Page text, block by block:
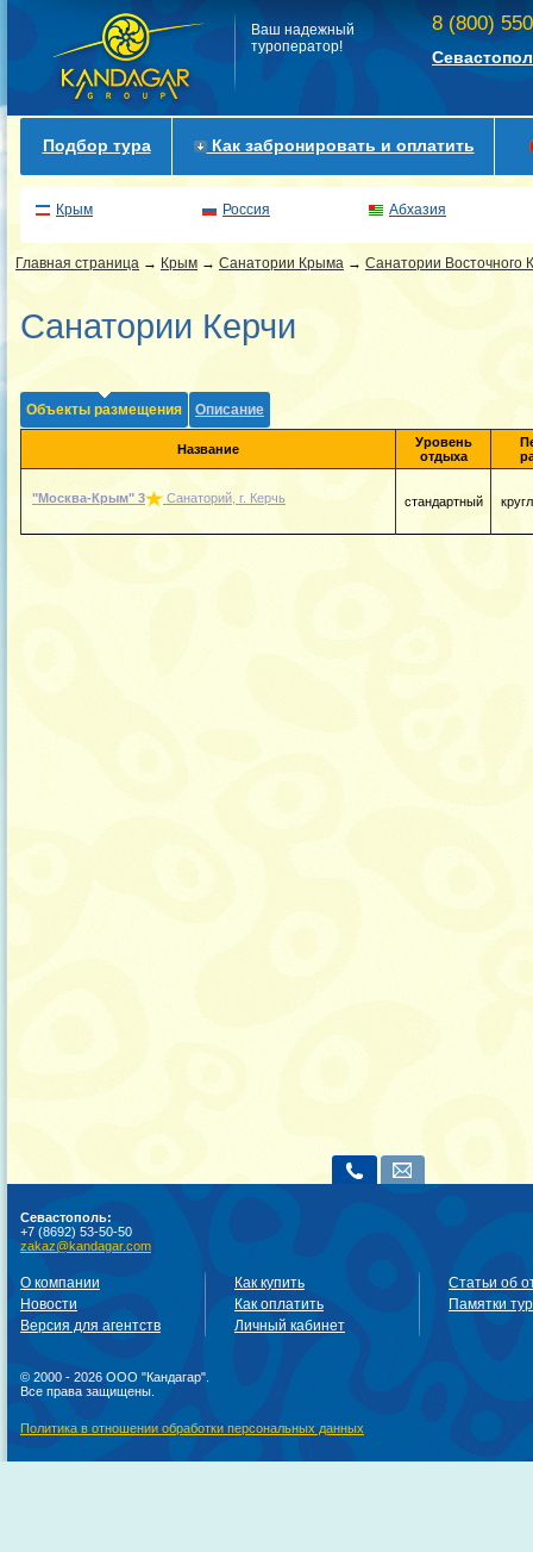
Ваш надежный
туроператор!
8 (800)
Подбор тура Как забронировать и оплатить
Крым Россия Абхазия
Главная страница → Крым → Санатории Крыма → Санатории Восточного
Санатории Керчи
Объекты размещения Описание
Название
Уровень
отдыха
"Москва-Крым" 3 Санаторий, г. Керчь стандартный
Севастополь:
+7 (8692) 53-50-50
zakaz@kandagar.com
О компании
Новости
Версия для агентств
Как купить
Как оплатить
Личный кабинет
Статьи об
Памятки
© 2000 - 2026 ООО "Кандагар".
Все права защищены.
Политика в отношении обработки персональных данных